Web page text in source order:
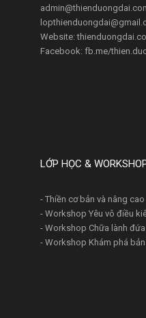
Website:
Facebook: fb.me/
LỚP HỌC &
- Thiền cơ bản và nâng cao
- Workshop Yêu vô điều
- Workshop Chữa lành
- Workshop Khám phá